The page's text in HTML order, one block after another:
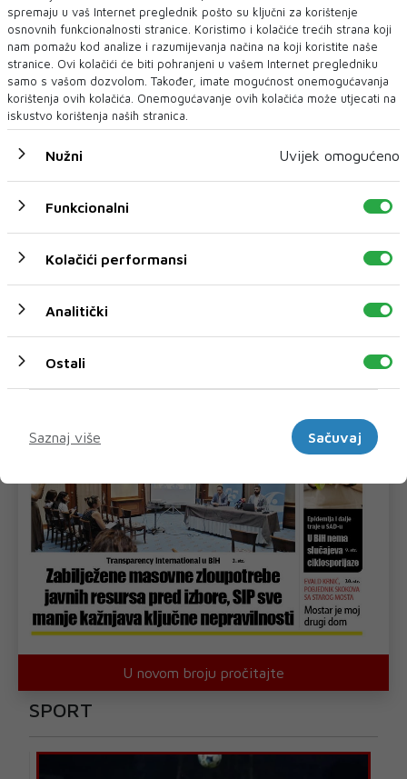
Američki sud blokirao Trumpov plan
izgradnje plesne dvorane u Bijeloj kući
Federalni apelacioni sud u Sjedinjenim Američkim Državama
U novom broju pročitajte
SPORT
spremaju u vaš Internet preglednik pošto su ključni za korištenje
osnovnih funkcionalnosti stranice. Koristimo i kolačiće trećih strana koji
nam pomažu kod analize i razumijevanja načina na koji koristite naše
stranice. Ovi kolačići će biti pohranjeni u vašem Internet pregledniku
samo s vašom dozvolom. Također, imate mogućnost onemogućavanja
korištenja ovih kolačića. Onemogućavanje ovih kolačića može utjecati na
iskustvo korištenja naših stranica.
Nužni Uvijek omogućeno
Funkcionalni
Kolačići performansi
Analitički
Ostali
Saznaj više
Sačuvaj